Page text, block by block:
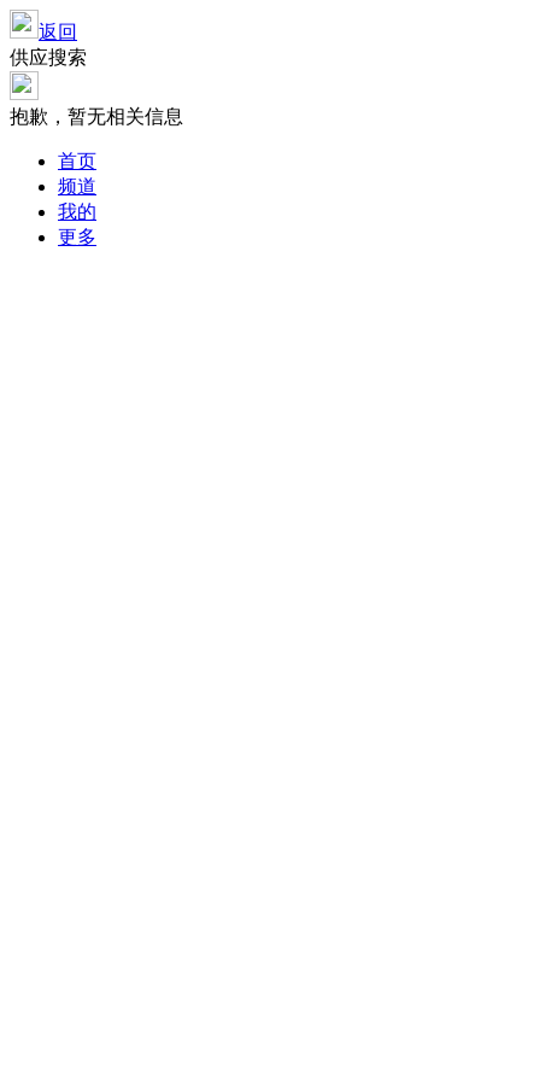
返回
供应搜索
抱歉，暂无相关信息
首页
频道
我的
更多